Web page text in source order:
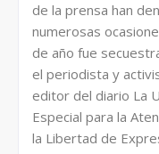
de la prensa han
numerosas
de año fue
el periodista y
editor del diario La
Especial para la
la Libertad de